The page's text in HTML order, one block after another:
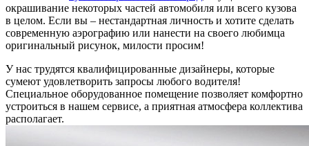
окрашивание некоторых частей автомобиля или всего кузова
в целом. Если вы – нестандартная личность и хотите сделать
современную аэрографию или нанести на своего любимца
оригинальный рисунок, милости просим!
У нас трудятся квалифицированные дизайнеры, которые
сумеют удовлетворить запросы любого водителя!
Специальное оборудованное помещение позволяет комфортно
устроиться в нашем сервисе, а приятная атмосфера коллектива
располагает.